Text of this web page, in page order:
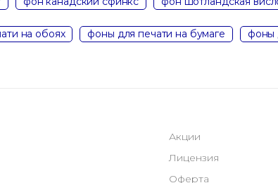
на обоях фоны для печати на бумаге фоны
Акции
Лицензия
Оферта